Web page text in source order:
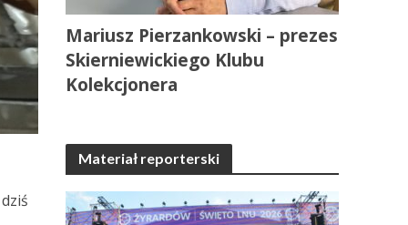
Mariusz Pierzankowski – prezes
Skierniewickiego Klubu
Kolekcjonera
Materiał reporterski